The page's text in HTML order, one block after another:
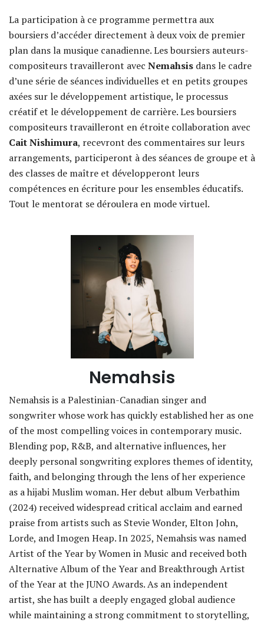
La participation à ce programme permettra aux
boursiers d’accéder directement à deux voix de premier
plan dans la musique canadienne. Les boursiers auteurs-
compositeurs travailleront avec Nemahsis dans le cadre
d’une série de séances individuelles et en petits groupes
axées sur le développement artistique, le processus
créatif et le développement de carrière. Les boursiers
compositeurs travailleront en étroite collaboration avec
Cait Nishimura, recevront des commentaires sur leurs
arrangements, participeront à des séances de groupe et à
des classes de maître et développeront leurs
compétences en écriture pour les ensembles éducatifs.
Tout le mentorat se déroulera en mode virtuel.
Nemahsis
Nemahsis is a Palestinian-Canadian singer and
songwriter whose work has quickly established her as one
of the most compelling voices in contemporary music.
Blending pop, R&B, and alternative influences, her
deeply personal songwriting explores themes of identity,
faith, and belonging through the lens of her experience
as a hijabi Muslim woman. Her debut album Verbathim
(2024) received widespread critical acclaim and earned
praise from artists such as Stevie Wonder, Elton John,
Lorde, and Imogen Heap. In 2025, Nemahsis was named
Artist of the Year by Women in Music and received both
Alternative Album of the Year and Breakthrough Artist
of the Year at the JUNO Awards. As an independent
artist, she has built a deeply engaged global audience
while maintaining a strong commitment to storytelling,